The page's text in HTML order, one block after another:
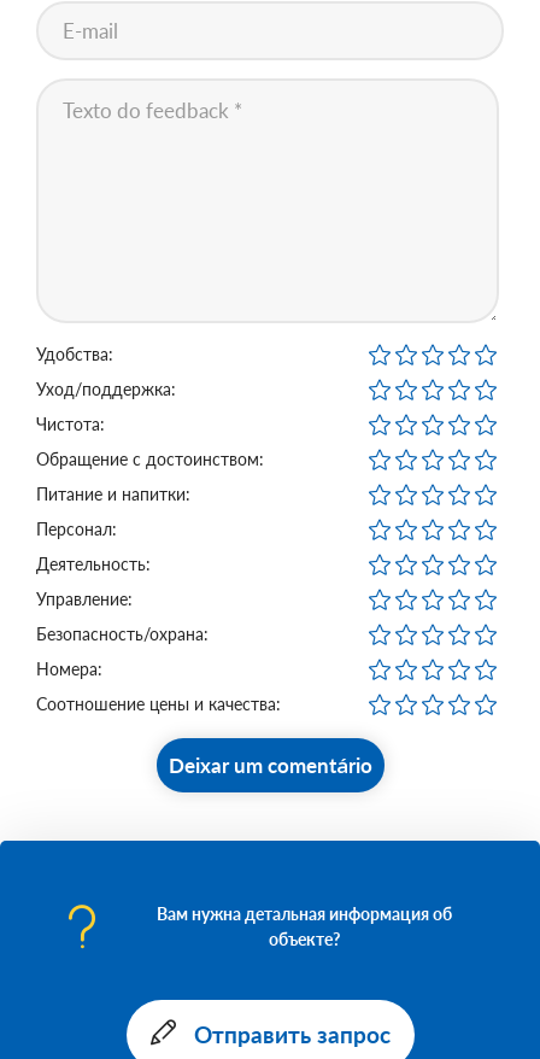
Удобства:
Уход/поддержка:
Чистота:
Обращение с достоинством:
Питание и напитки:
Персонал:
Деятельность:
Управление:
Безопасность/охрана:
Номера:
Соотношение цены и качества:
Deixar um comentário
Вам нужна детальная информация об
объекте?
Отправить запрос